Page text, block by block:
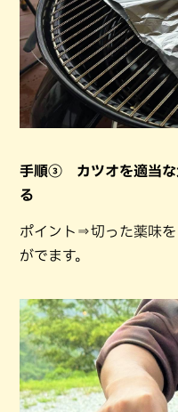
手順③ カツオを適当な
る
ポイント⇒切った薬味
がでます。